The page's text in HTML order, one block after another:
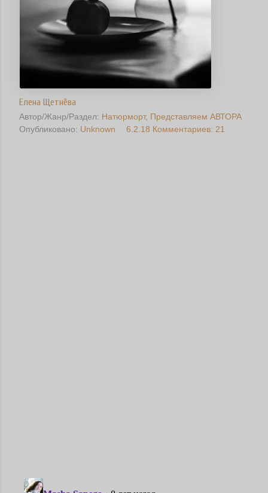
Елена Щетнёва
Автор/Жанр/Раздел: Натюрморт Представляем АВТОРА
Опубликовано: Unknown 6.2.18 Комментариев: 21